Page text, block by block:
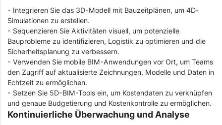
- Integrieren Sie das 3D-Modell mit Bauzeitplänen, um 4D-
Simulationen zu erstellen.
- Sequenzieren Sie Aktivitäten visuell, um potenzielle
Bauprobleme zu identifizieren, Logistik zu optimieren und die
Sicherheitsplanung zu verbessern.
- Verwenden Sie mobile BIM-Anwendungen vor Ort, um Teams
den Zugriff auf aktualisierte Zeichnungen, Modelle und Daten in
Echtzeit zu ermöglichen.
- Setzen Sie 5D-BIM-Tools ein, um Kostendaten zu verknüpfen
und genaue Budgetierung und Kostenkontrolle zu ermöglichen.
Kontinuierliche Überwachung und Analyse